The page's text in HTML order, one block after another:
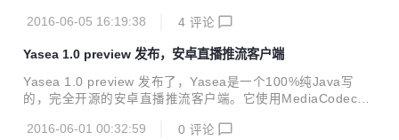
MP服务器。延迟达到毫秒级别。 演示： 下载APK安装后，可
列表： Android Min API 16 (Android 4.1 Jelly Bean) H.264/
AAC硬编码 RTMP推流，事件状态回调 手机横竖屏动态切换
前后摄像头热切换 推流过程随时录制MP4，支持暂停和恢复
2016-06-05 16:19:38 4 评论
Yasea 1.0 preview 发布，安卓直播推流客户端
Yasea 1.0 preview 发布了，Yasea是一个100%纯Java写
的，完全开源的安卓直播推流客户端。它使用MediaCodec系
MP服务器。延迟达到毫秒级别。 演示： 下载APK安装后，可
2016-06-01 00:32:59 0 评论